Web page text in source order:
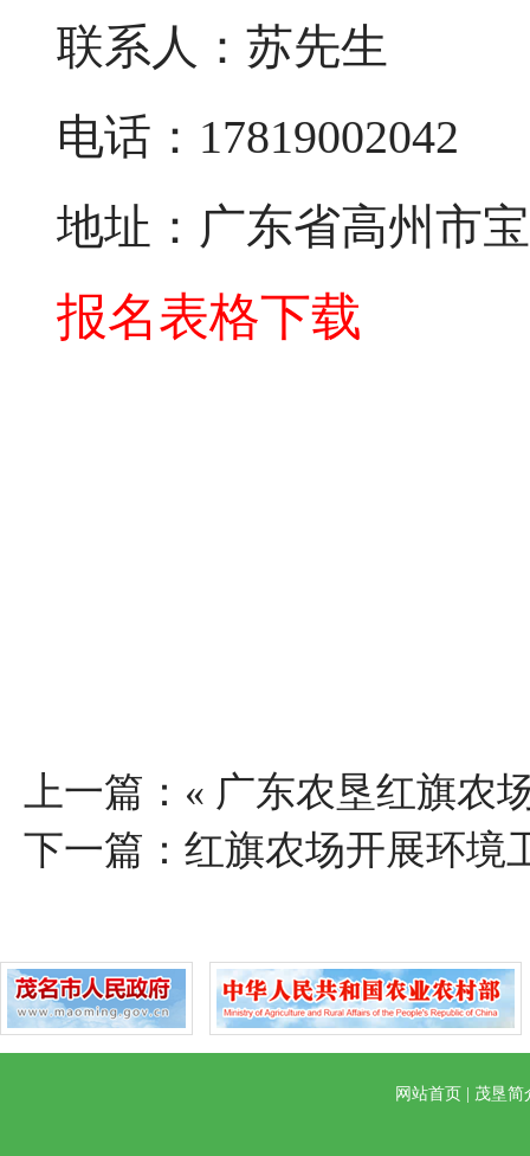
联系人：苏先生
电话：17819002042
地址：广东省高州市
报名表格下载
上一篇：« 广东农垦红旗农
下一篇： 红旗农场开展环境
网站首页 茂垦简